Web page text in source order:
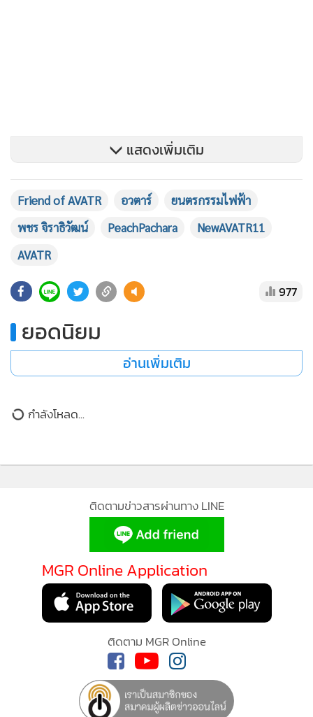
The Next Level of Futuristic Luxury ถูกถ่ายทอดอย่างทรง
พลังผ่าน New AVATR 11 รถยนต์สไตล์ SUV คูเป้สุดหรู ที่ผสาน
ให้ความสำคัญกับเทคโนโลยีอัจฉริยะและดีไซน์ที่โฉบเฉี่ยว และ
ความรู้สึกรอบด้านเพื่อมอบประสบการณ์การขับขี่ที่เชื่อมโยงกับ
ผู้ขับขี่ในทุกมิติยกระดับสู่ความหรูหราแห่งอนาคตอย่างแท้จริง
"คุณพีช พชร คือตัวแทนของคนรุ่นใหม่ที่มีทั้งวิสัยทัศน์เฉียบคม
และสไตล์ที่โดดเด่น มีสัญชาตญาณในการเลือกสิ่งที่ดีที่สุดเพื่อ
ก้าวไปสู่ขั้นที่เหนือกว่า ซึ่งสิ่งเหล่านี้ตรงกับดีเอ็นเอของ New
AVATR 11 ที่พร้อมจะพาทุกคนไปสัมผัสกับ The Next Level of
Futuristic Luxury ด้วยนวัตกรรมการขับขี่อัจฉริยะและความ
หรูหราที่เข้าใจอารมณ์ผู้ขับขี่อย่างแท้จริง มอบประสบการณ์ที่
ทำให้ทุกช่วงเวลามีคุณค่าและเป็นของคุณในทุกนาที หรือ Every
แสดงเพิ่มเติม
Friend of AVATR อวตาร์
ยนตรกรรมไฟฟ้า
พชร จิราธิวัฒน์
PeachPachara
NewAVATR11
AVATR
977
ยอดนิยม
อ่านเพิ่มเติม
กำลังโหลด...
ติดตามข่าวสารผ่านทาง LINE
MGR Online Application
ติดตาม MGR Online
MGR Online ใช้คุกกี้ (Cookies)
MGR Online ใช้คุกกี้ เพื่อจัดการข้อมูลส่วนบุคคลเพื่อนำเสนอ
ประสบการณ์คอนเทนต์ที่ดีที่สุดให้กับผู้อ่านบนเว็บไซต์ และ
เงื่อนไขการใช้งานเว็บไซต์
รับทราบ